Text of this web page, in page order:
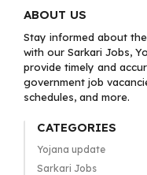
ABOUT US
Stay informed about
with our Sarkari Jobs,
provide timely and
government job
schedules, and more.
CATEGORIES
Yojana update
Sarkari Jobs